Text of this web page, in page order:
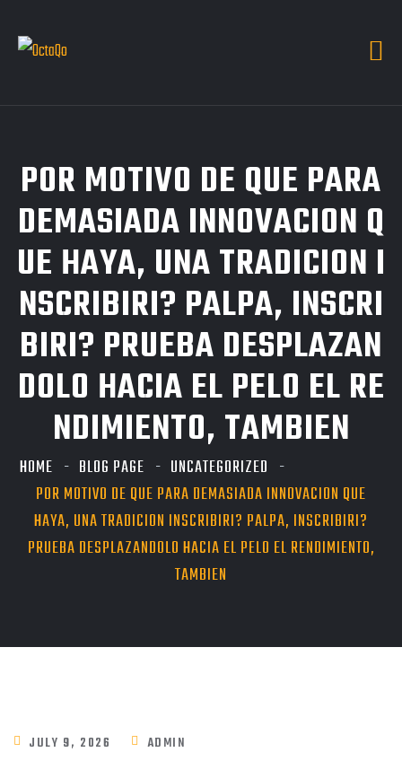
POR MOTIVO DE QUE PARA
DEMASIADA INNOVACION Q
UE HAYA, UNA TRADICION I
NSCRIBIRI? PALPA, INSCRI
BIRI? PRUEBA DESPLAZAN
DOLO HACIA EL PELO EL RE
NDIMIENTO, TAMBIEN
HOME BLOG PAGE
UNCATEGORIZED
POR MOTIVO DE QUE PARA DEMASIADA INNOVACION QUE
HAYA, UNA TRADICION INSCRIBIRI? PALPA, INSCRIBIRI?
PRUEBA DESPLAZANDOLO HACIA EL PELO EL RENDIMIENTO,
TAMBIEN
JULY 9, 2026 ADMIN